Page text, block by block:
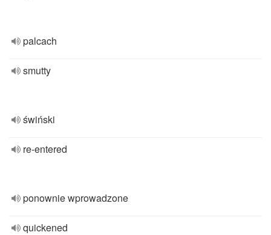
palcach
smutty
świński
re-entered
ponownie wprowadzone
quickened